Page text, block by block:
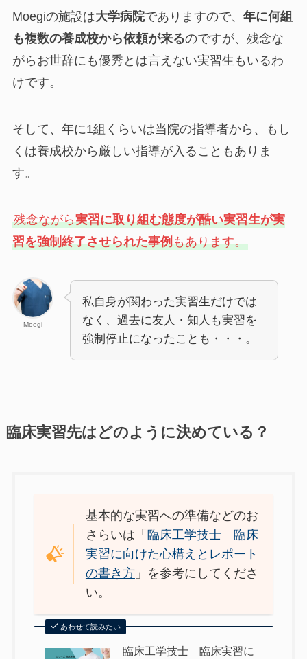
Moegiの施設は大学病院でありますので、 年に何組
も複数の養成校から依頼が来るのですが、残念な
がらお世辞にも優秀とは言えない実習生もいるわ
けです。
そして、年に1組くらいは当院の指導者から、もし
くは養成校から厳しい指導が入ることもありま
す。
残念ながら実習に取り組む態度が酷い実習生が実
習を強制終了させられた事例もあります。
Moegi
私自身が関わった実習生だけでは
なく、過去に友人・知人も実習を
強制停止になったことも・・・。
臨床実習先はどのように決めている？
基本的な実習への準備などのお
さらいは「 臨床工学技士 臨床
実習に向けた心構えとレポート
の書き方」を参考にしてくださ
い。
あわせて読みたい
臨床工学技士 臨床実習に